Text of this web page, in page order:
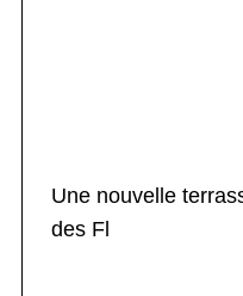
Une nouvelle
des Fl